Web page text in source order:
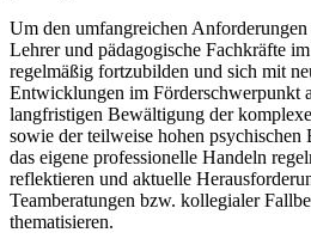
Um den umfangreichen
Lehrer und pädagogische Fachkräfte
regelmäßig fortzubilden und sich mit
Entwicklungen im Förderschwerpunkt
langfristigen Bewältigung der
sowie der teilweise hohen psychischen
das eigene professionelle Handeln
reflektieren und aktuelle
Teamberatungen bzw. kollegialer
thematisieren.